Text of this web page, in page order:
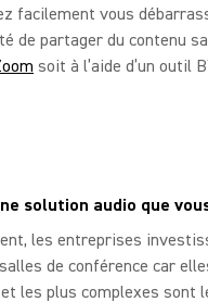
facilement vous
de partager du contenu
soit à l’aide d’un outil
solution audio que
les entreprises
de conférence car
les plus complexes sont